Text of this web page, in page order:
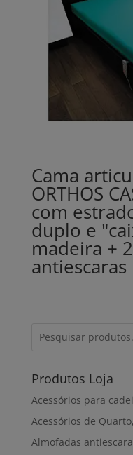
Cama
ORTHOS
com
duplo e
madeira +
antiescaras
Produtos Loja
Acessórios para
Acessórios de
Almofadas